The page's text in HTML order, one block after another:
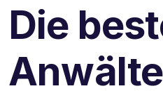
Die
Anwälte